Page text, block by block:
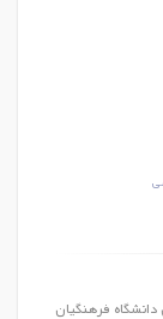
فرهنگیان